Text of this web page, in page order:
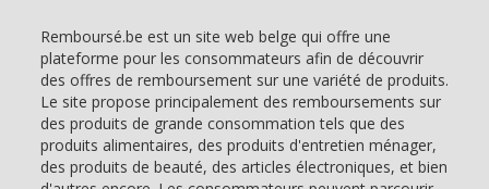
Remboursé.be est un site web belge qui offre une
plateforme pour les consommateurs afin de découvrir
des offres de remboursement sur une variété de produits.
Le site propose principalement des remboursements sur
des produits de grande consommation tels que des
produits alimentaires, des produits d'entretien ménager,
des produits de beauté, des articles électroniques, et bien